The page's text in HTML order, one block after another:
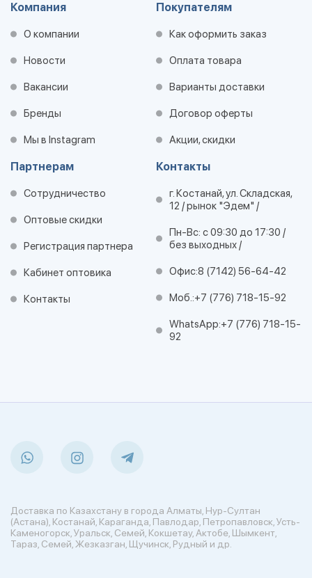
Компания
О компании
Новости
Вакансии
Бренды
Мы в Instagram
Покупателям
Как оформить заказ
Оплата товара
Варианты доставки
Договор оферты
Акции, скидки
Партнерам
Сотрудничество
Оптовые скидки
Регистрация партнера
Кабинет оптовика
Контакты
Контакты
г. Костанай, ул. Складская,
12 / рынок "Эдем" /
Пн-Вс: с 09:30 до 17:30 /
без выходных /
Офис:8 (7142) 56-64-42
Моб.:+7 (776) 718-15-92
WhatsApp:+7 (776) 718-15-
92
Доставка по Казахстану в города Алматы, Нур-Султан
(Астана), Костанай, Караганда, Павлодар, Петропавловск, Усть-
Каменогорск, Уральск, Семей, Кокшетау, Актобе, Шымкент,
Тараз, Семей, Жезказган, Щучинск, Рудный и др.